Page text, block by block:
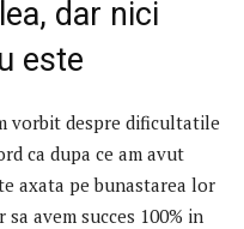
dar nici
este
vorbit despre dificultatile
ca dupa ce am avut
axata pe bunastarea lor
avem succes 100% in